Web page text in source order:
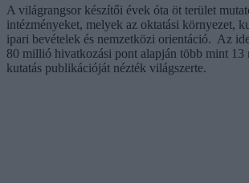
A világrangsor készítői évek óta öt terület
intézményeket, melyek az oktatási környezet,
ipari bevételek és nemzetközi orientáció. Az
80 millió hivatkozási pont alapján több mint
kutatás publikációját nézték világszerte.